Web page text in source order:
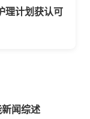
理计划获认可
闻综述